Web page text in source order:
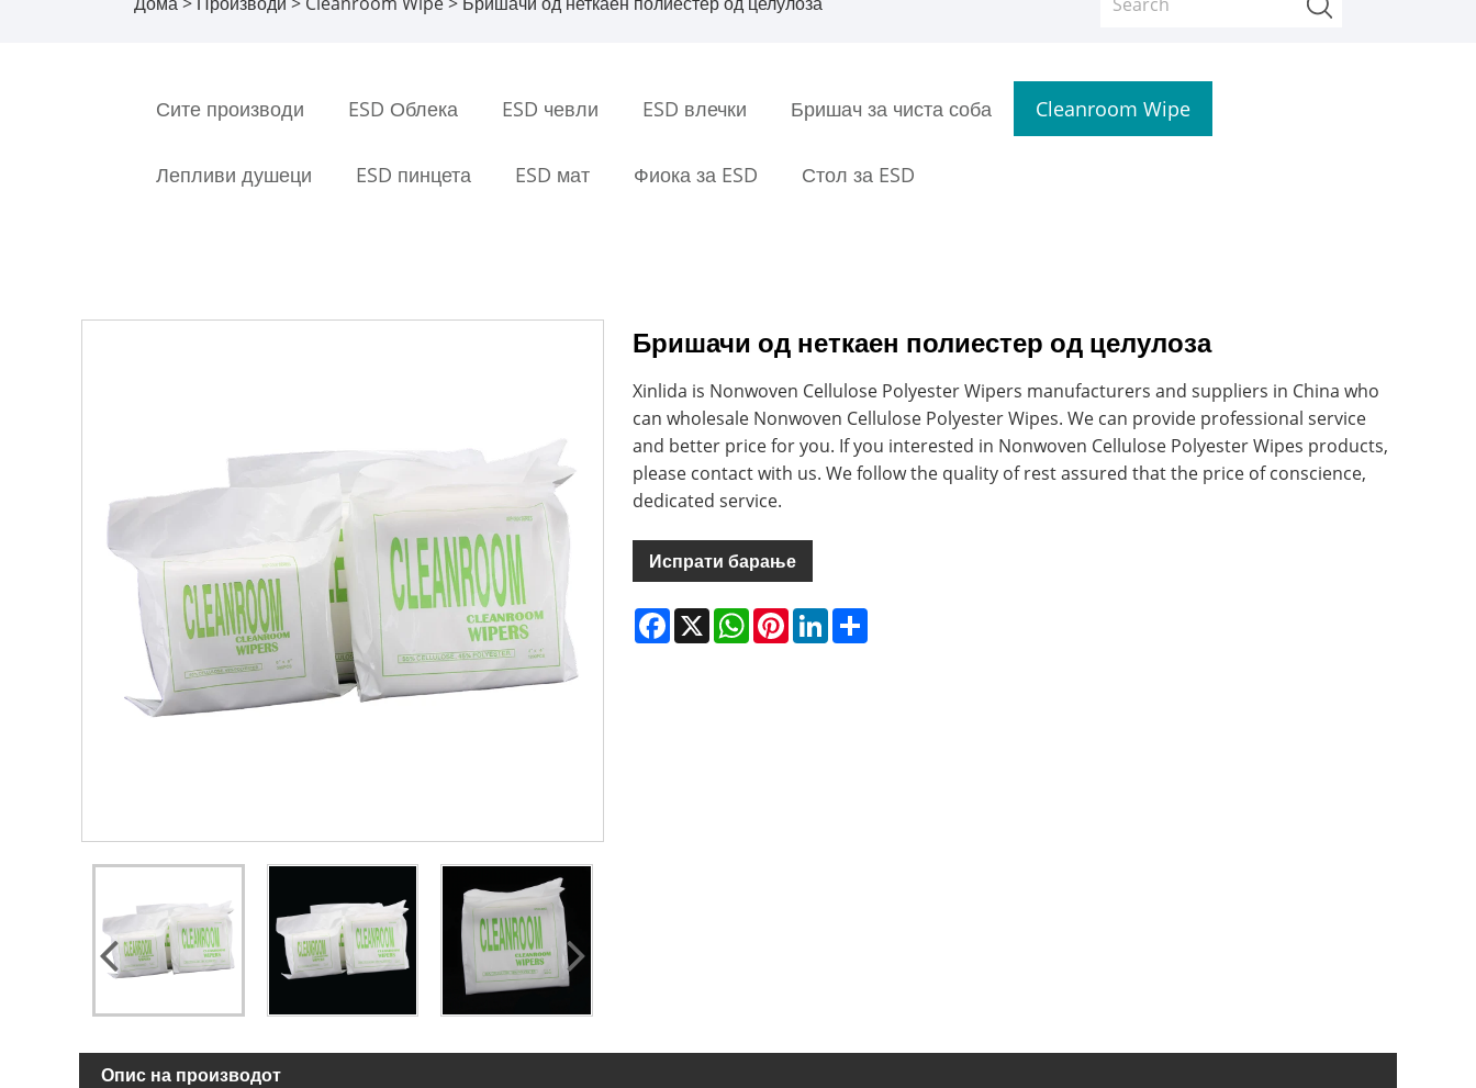
Сите производи ESD Облека ESD чевли ESD влечки Бришач за чиста соба Cleanroom Wipe
Лепливи душеци ESD пинцета ESD мат Фиока за ESD Стол за ESD
Бришачи од неткаен полиестер од целулоза
Xinlida is Nonwoven Cellulose Polyester Wipers manufacturers and suppliers in China who
can wholesale Nonwoven Cellulose Polyester Wipes. We can provide professional service
and better price for you. If you interested in Nonwoven Cellulose Polyester Wipes products,
please contact with us. We follow the quality of rest assured that the price of conscience,
dedicated service.
Испрати барање
Facebook
X WhatsApp
PinterestLinkedIn
Опис на производот